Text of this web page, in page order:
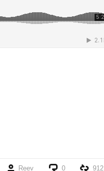
Reev 0 912